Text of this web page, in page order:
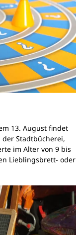
13. August findet
der Stadtbücherei,
im Alter von 9 bis
Lieblingsbrett- oder